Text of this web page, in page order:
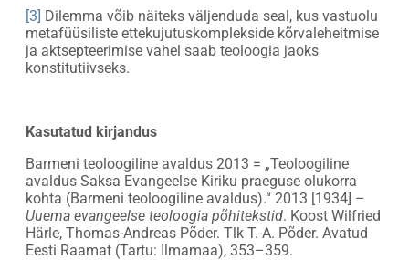
[3] Dilemma võib näiteks väljenduda seal, kus vastuolu
metafüüsiliste ettekujutuskomplekside kõrvaleheitmise
ja aktsepteerimise vahel saab teoloogia jaoks
konstitutiivseks.
Kasutatud kirjandus
Barmeni teoloogiline avaldus 2013 = „Teoloogiline
avaldus Saksa Evangeelse Kiriku praeguse olukorra
kohta (Barmeni teoloogiline avaldus).“ 2013 [1934] –
Uuema evangeelse teoloogia põhitekstid. Koost Wilfried
Härle, Thomas-Andreas Põder. Tlk T.-A. Põder. Avatud
Eesti Raamat (Tartu: Ilmamaa), 353–359.